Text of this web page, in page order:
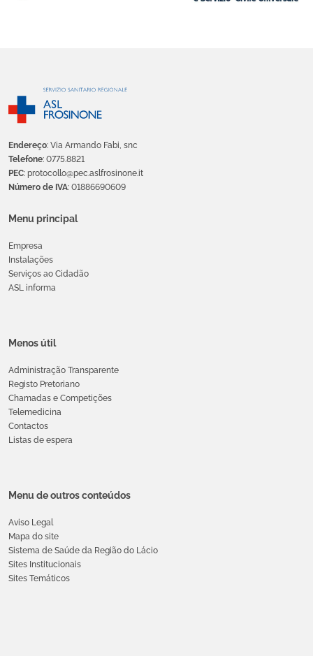
Endereço: Via Armando Fabi, snc
Telefone: 0775.8821
PEC: protocollo@pec.aslfrosinone.it
Número de IVA: 01886690609
Menu principal
Empresa
Instalações
Serviços ao Cidadão
ASL informa
Menos útil
Administração Transparente
Registo Pretoriano
Chamadas e Competições
Telemedicina
Contactos
Listas de espera
Menu de outros conteúdos
Aviso Legal
Mapa do site
Sistema de Saúde da Região do Lácio
Sites Institucionais
Sites Temáticos